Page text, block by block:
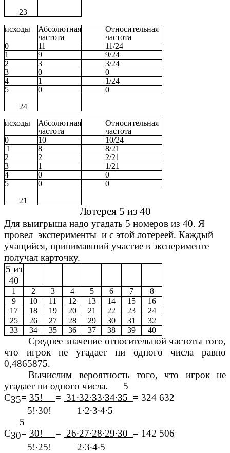
23
исходы
Абсолютная
частота
Относительная
частота
0
11
11/24
1
9
9/24
2
3
3/24
3
0
0
4
1
1/24
5
0
0
24
исходы
Абсолютная
частота
Относительная
частота
0
10
10/24
1
8
8/21
2
2
2/21
3
1
1/21
4
0
0
5
0
0
21
Лотерея 5 из 40
Для выигрыша надо угадать 5 номеров из 40. Я
провел эксперименты и с этой лотереей. Каждый
учащийся, принимавший участие в эксперименте
получал карточку.
5 из
40
1 2 3 4 5 6 7
8
9
10 11 12 13 14 15
16
17
18 19 20 21 22 23
24
25
26 27 28 29 30 31
32
33
34 35 36 37 38 39 40
Среднее значение относительной частоты того,
что игрок не угадает ни одного числа равно
0,4865875.
Вычислим вероятность того, что игрок не
угадает ни одного числа. 5
С35= 35! = 31∙32∙33∙34∙35 = 324 632
5!∙30! 1∙2∙3∙4∙5
5
С30= 30! = 26∙27∙28∙29∙30 = 142 506
5!∙25! 2∙3∙4∙5